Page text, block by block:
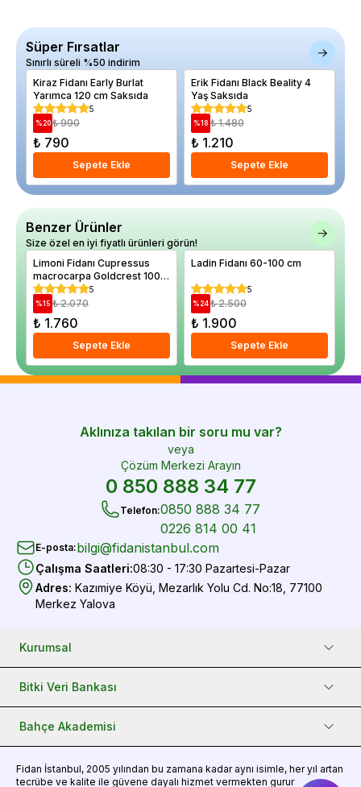
Süper Fırsatlar
Sınırlı süreli %50 indirim
Kiraz Fidanı Early Burlat
Yarımca 120 cm Saksıda
5
%20 ₺ 990
₺ 790
Sepete Ekle
Erik Fidanı Black Beality 4
Yaş Saksıda
5
%18 ₺ 1.480
₺ 1.210
Sepete Ekle
Benzer Ürünler
Size özel en iyi fiyatlı ürünleri görün!
Limoni Fidanı Cupressus
macrocarpa Goldcrest 100
cm Saksıda5
%15 ₺ 2.070
₺ 1.760
Sepete Ekle
Ladin Fidanı 60-100 cm
5
%24 ₺ 2.500
₺ 1.900
Sepete Ekle
Aklınıza takılan bir soru mu var?
veya
Çözüm Merkezi Arayın
0 850 888 34 77
Telefon:0850 888 34 77
0226 814 00 41
E-posta:bilgi@fidanistanbul.com
Çalışma Saatleri:08:30 - 17:30 Pazartesi-Pazar
Adres: Kazımiye Köyü, Mezarlık Yolu Cd. No:18, 77100
Merkez Yalova
Kurumsal
Bitki Veri Bankası
Bahçe Akademisi
Fidan İstanbul, 2005 yılından bu zamana kadar aynı isimle, her yıl artan
tecrübe ve kalite ile güvene dayalı hizmet vermekten gurur